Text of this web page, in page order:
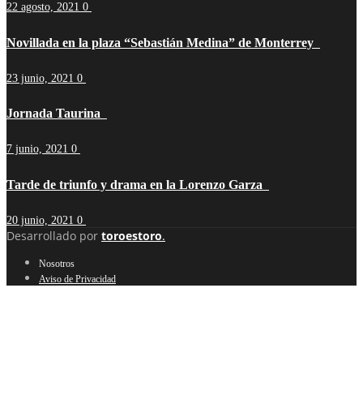
22 agosto, 2021 0
Novillada en la plaza “Sebastián Medina” de Monterrey
23 junio, 2021 0
Jornada Taurina
7 junio, 2021 0
Tarde de triunfo y drama en la Lorenzo Garza
20 junio, 2021 0
Desarrollado por toroestoro.
Nosotros
Aviso de Privacidad